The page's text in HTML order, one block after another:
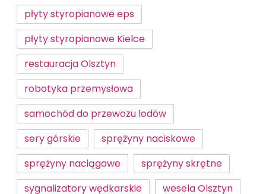
płyty styropianowe eps
płyty styropianowe Kielce
restauracja Olsztyn
robotyka przemysłowa
samochód do przewozu lodów
sery górskie
sprężyny naciskowe
sprężyny naciągowe
sprężyny skrętne
sygnalizatory wędkarskie
wesela Olsztyn